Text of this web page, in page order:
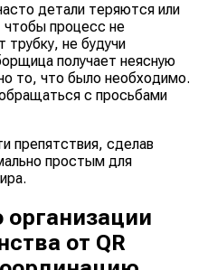
детали теряются или
процесс не
трубку, не будучи
получает неясную
то, что было необходимо.
с просьбами
препятствия, сделав
простым для
от QR